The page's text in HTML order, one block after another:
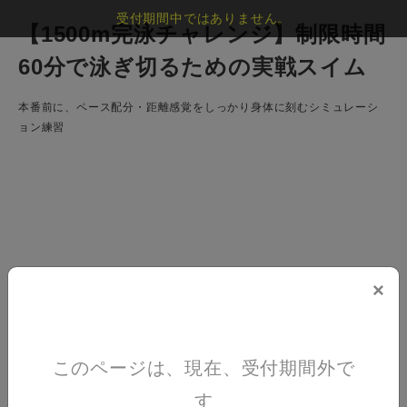
【1500m完泳チャレンジ】制限時間
60分で泳ぎ切るための実戦スイム
本番前に、ペース配分・距離感覚をしっかり身体に刻むシミュレーシ
ョン練習
受付期間中ではありません。
×
このページは、現在、受付期間外で
す